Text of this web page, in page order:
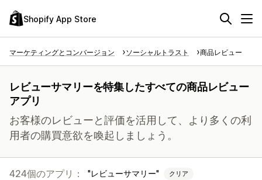
Shopify App Store
マーケティングとコンバージョン ソーシャルトラスト 商品レビュー
レビューサマリーを特集したすべての商品レビュー
アプリ
お客様のレビューと評価を活用して、より多くの利
用者の購買意欲を喚起しましょう。
424個のアプリ： レビューサマリー クリア